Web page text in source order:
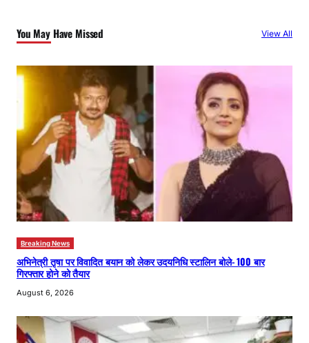
h
You May Have Missed View All
Breaking News
अभिनेत्री तृषा पर विवादित बयान को लेकर उदयनिधि स्टालिन बोले- 100 बार
गिरफ्तार होने को तैयार
August 6, 2026